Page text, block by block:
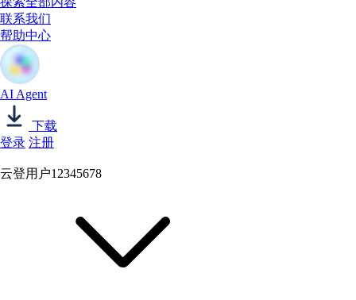
联系我们
帮助中心
AI Agent
下载
登录 注册
云登用户12345678